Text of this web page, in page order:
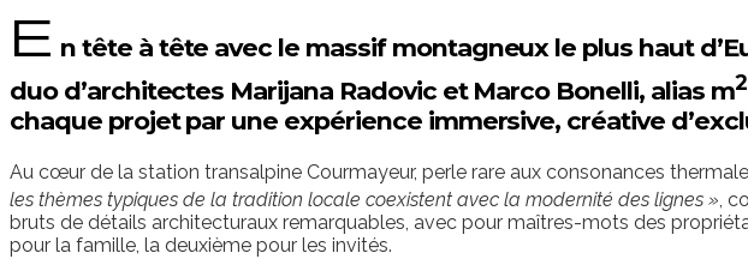
E n tête à tête avec le massif montagneux le plus haut
duo d’architectes Marijana Radovic et Marco Bonelli, alias m2
chaque projet par une expérience immersive, créative
Au cœur de la station transalpine Courmayeur, perle rare aux consonances
les thèmes typiques de la tradition locale coexistent avec la modernité des lignes »,
bruts de détails architecturaux remarquables, avec pour maîtres-mots des
pour la famille, la deuxième pour les invités.